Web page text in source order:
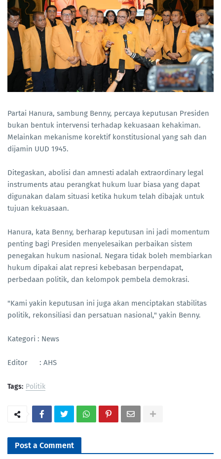
Partai Hanura, sambung Benny, percaya keputusan Presiden
bukan bentuk intervensi terhadap kekuasaan kehakiman.
Melainkan mekanisme korektif konstitusional yang sah dan
dijamin UUD 1945.
Ditegaskan, abolisi dan amnesti adalah extraordinary legal
instruments atau perangkat hukum luar biasa yang dapat
digunakan dalam situasi ketika hukum telah dibajak untuk
tujuan kekuasaan.
Hanura, kata Benny, berharap keputusan ini jadi momentum
penting bagi Presiden menyelesaikan perbaikan sistem
penegakan hukum nasional. Negara tidak boleh membiarkan
hukum dipakai alat represi kebebasan berpendapat,
perbedaan politik, dan kelompok pembela demokrasi.
"Kami yakin keputusan ini juga akan menciptakan stabilitas
politik, rekonsiliasi dan persatuan nasional," yakin Benny.
Kategori : News
Editor : AHS
Tags: Politik
Post a Comment